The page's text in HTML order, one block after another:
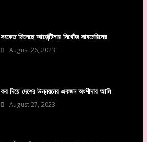
সংকেত মিলেছে আর্জেন্টিনার নিখোঁজ সাবমেরিনের
August 26, 2023
কর দিয়ে দেশের উন্নয়নের একজন অংশীদার আমি
August 27, 2023